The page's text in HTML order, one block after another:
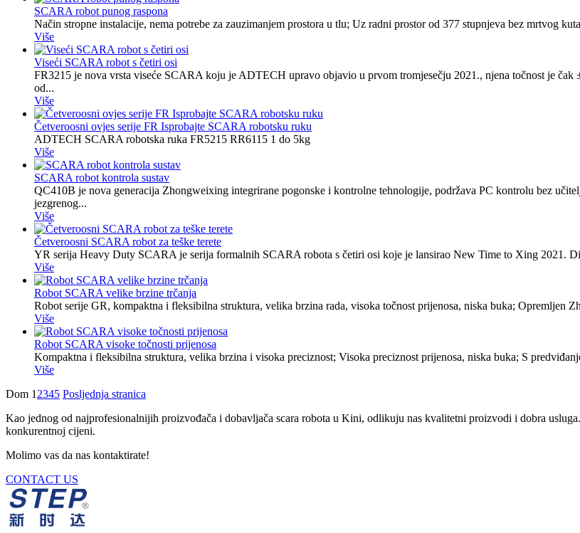
SCARA robot punog raspona
Način stropne instalacije, nema potrebe za zauzimanjem prostora u tlu; Uz radni prostor od 377 stupnjeva bez mrtvog
Više
Viseći SCARA robot s četiri osi
FR3215 je nova vrsta viseće SCARA koju je ADTECH upravo objavio u prvom tromjesečju 2021., njena točnost je čak
od...
Više
Četveroosni ovjes serije FR Isprobajte SCARA robotsku ruku
ADTECH SCARA robotska ruka FR5215 RR6115 1 do 5kg
Više
SCARA robot kontrola sustav
QC410B je nova generacija Zhongweixing integrirane pogonske i kontrolne tehnologije, podržava PC kontrolu bez
jezgrenog...
Više
Četveroosni SCARA robot za teške terete
YR serija Heavy Duty SCARA je serija formalnih SCARA robota s četiri osi koje je lansirao New Time to Xing 2021.
Više
Robot SCARA velike brzine trčanja
Robot serije GR, kompaktna i fleksibilna struktura, velika brzina rada, visoka točnost prijenosa, niska buka;
Više
Robot SCARA visoke točnosti prijenosa
Kompaktna i fleksibilna struktura, velika brzina i visoka preciznost; Visoka preciznost prijenosa, niska buka; S
Više
Dom 1 2345 Posljednja stranica
Kao jednog od najprofesionalnijih proizvođača i dobavljača scara robota u Kini, odlikuju nas kvalitetni proizvodi i dobra
konkurentnoj cijeni.
Molimo vas da nas kontaktirate!
CONTACT US